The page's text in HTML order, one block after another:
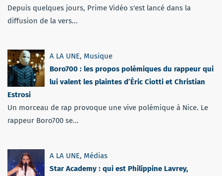
Depuis quelques jours, Prime Vidéo s'est lancé dans la
diffusion de la vers...
A LA UNE, Musique
Boro700 : les propos polémiques du rappeur qui
lui valent les plaintes d’Éric Ciotti et Christian
Estrosi
Un morceau de rap provoque une vive polémique à Nice. Le
rappeur Boro700 se...
A LA UNE, Médias
Star Academy : qui est Philippine Lavrey,